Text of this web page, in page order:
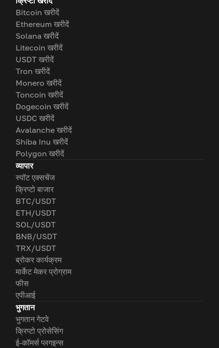
Bitcoin खरीदें
Ethereum खरीदें
Solana खरीदें
Litecoin खरीदें
USDT खरीदें
Tron खरीदें
Monero खरीदें
Toncoin खरीदें
Dogecoin खरीदें
USDC खरीदें
Avalanche खरीदें
Shiba Inu खरीदें
Polygon खरीदें
व्यापार
स्पॉट एक्सचेंज
क्रिप्टो बाजार
BTC/USDT
ETH/USDT
SOL/USDT
BNB/USDT
TRX/USDT
ब्रोकर कार्यक्रम
मार्केट मेकर प्रोग्राम
फीस
एपीआई
भुगतान
भुगतान गेटवे
क्रिप्टो प्रोसेसिंग
ई-कॉमर्स प्लगइन्स